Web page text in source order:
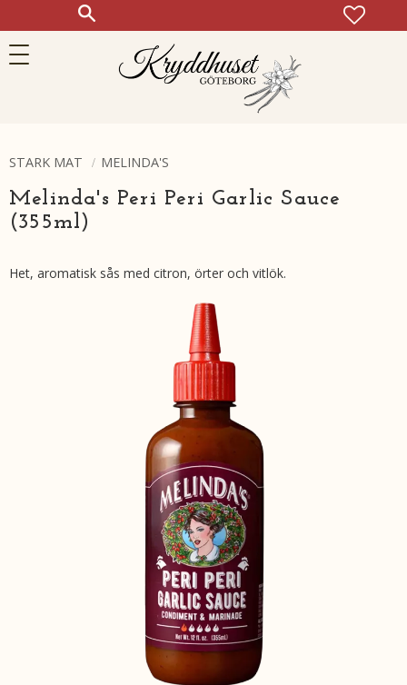
STARK MAT MELINDA'S
Melinda's Peri Peri Garlic Sauce
(355ml​)​​​
Het, aromatisk sås med citron, örter och vitlök.